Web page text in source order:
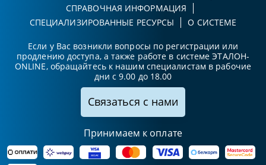
СПРАВОЧНАЯ ИНФОРМАЦИЯ
СПЕЦИАЛИЗИРОВАННЫЕ РЕСУРСЫ
О СИСТЕМЕ
Если у Вас возникли вопросы по регистрации или
продлению доступа, а также работе в системе ЭТАЛОН-
ONLINE, обращайтесь к нашим специалистам в рабочие
дни с 9.00 до 18.00
Связаться с нами
Принимаем к оплате